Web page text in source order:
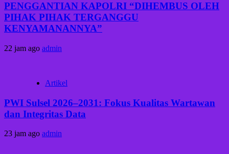
PENGGANTIAN KAPOLRI “DIHEMBUS OLEH
PIHAK PIHAK TERGANGGU
KENYAMANANNYA”
22 jam ago admin
Artikel
PWI Sulsel 2026–2031: Fokus Kualitas Wartawan
dan Integritas Data
23 jam ago admin